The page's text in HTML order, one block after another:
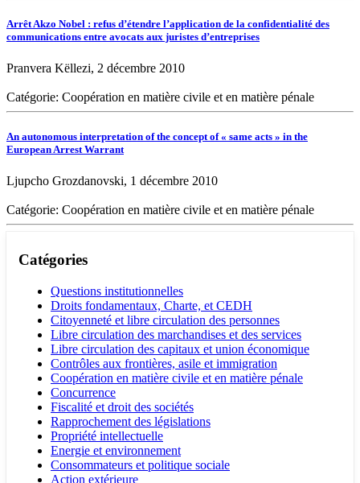
Arrêt Akzo Nobel : refus d’étendre l’application de la confidentialité des
communications entre avocats aux juristes d’entreprises
Pranvera Këllezi, 2 décembre 2010
Catégorie: Coopération en matière civile et en matière pénale
An autonomous interpretation of the concept of « same acts » in the
European Arrest Warrant
Ljupcho Grozdanovski, 1 décembre 2010
Catégorie: Coopération en matière civile et en matière pénale
Catégories
Questions institutionnelles
Droits fondamentaux, Charte, et CEDH
Citoyenneté et libre circulation des personnes
Libre circulation des marchandises et des services
Libre circulation des capitaux et union économique
Contrôles aux frontières, asile et immigration
Coopération en matière civile et en matière pénale
Concurrence
Fiscalité et droit des sociétés
Rapprochement des législations
Propriété intellectuelle
Energie et environnement
Consommateurs et politique sociale
Action extérieure